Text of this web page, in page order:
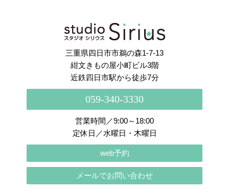
Instagram でフォロー
三重県四日市市鵜の森1-7-13
紺文きもの屋小町ビル3階
近鉄四日市駅から徒歩7分
059-340-3330
営業時間／9:00～18:00
定休日／水曜日・木曜日
web予約
メールでお問い合わせ